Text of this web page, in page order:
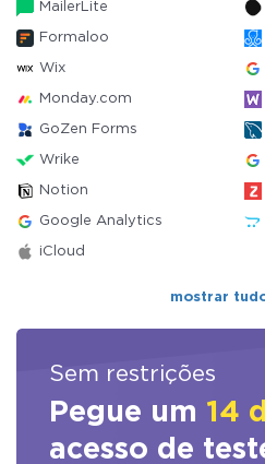
MailerLite
Formaloo
Wix
Monday.com
GoZen Forms
Wrike
Notion
Google Analytics
iCloud
mostrar
Sem restrições
Pegue um 14
acesso de